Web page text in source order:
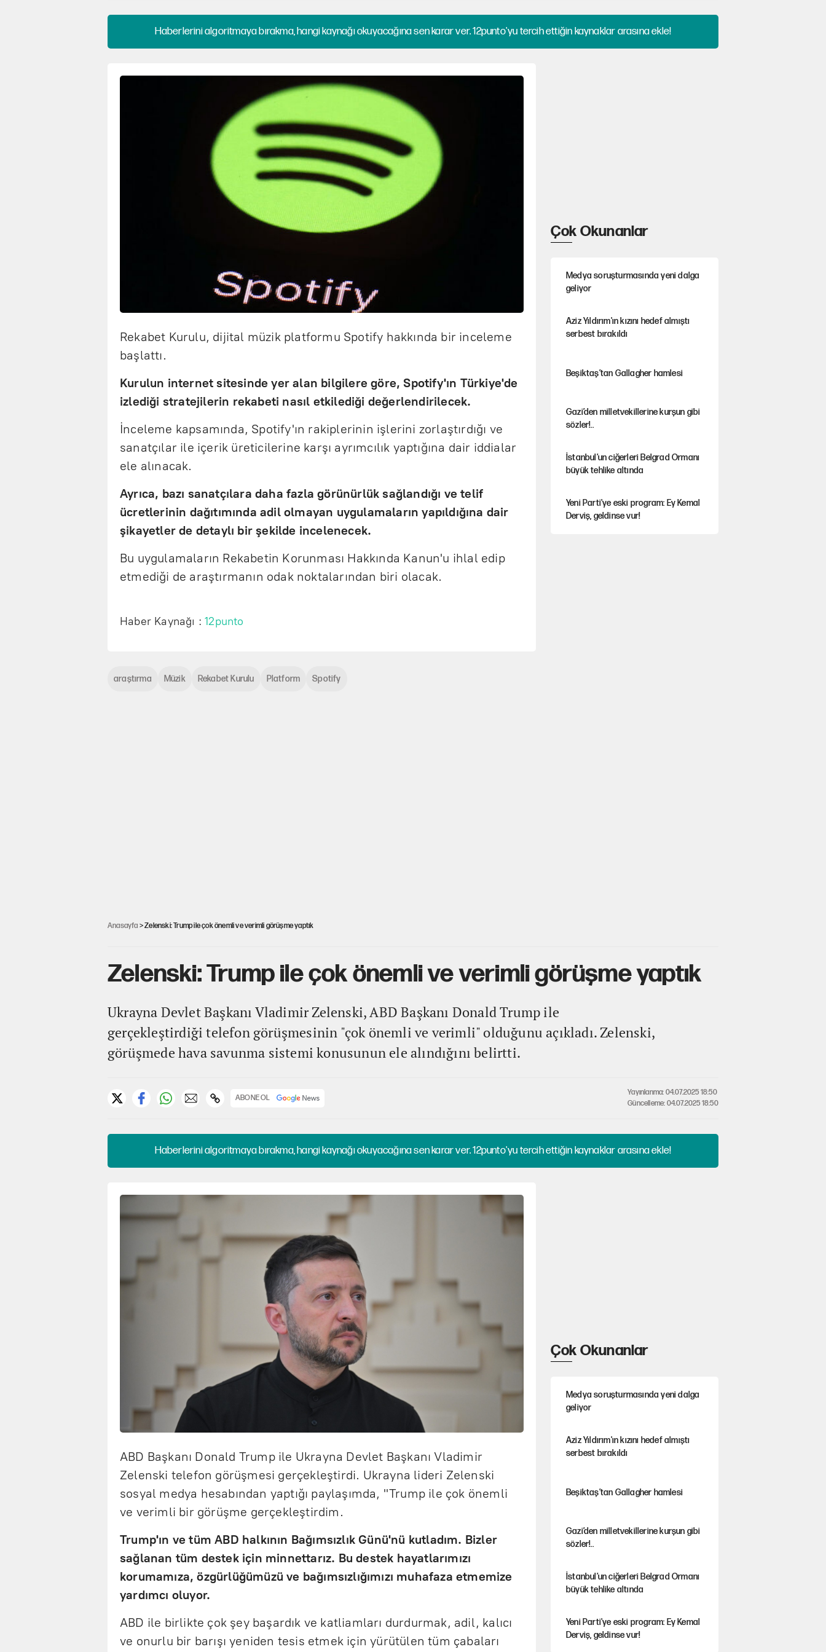
Haberlerini algoritmaya bırakma, hangi kaynağı okuyacağına sen karar ver. 12punto'yu tercih ettiğin kaynaklar arasına ekle!
Rekabet Kurulu, dijital müzik platformu Spotify hakkında bir inceleme
başlattı.
Kurulun internet sitesinde yer alan bilgilere göre, Spotify'ın Türkiye'de
izlediği stratejilerin rekabeti nasıl etkilediği değerlendirilecek.
İnceleme kapsamında, Spotify'ın rakiplerinin işlerini zorlaştırdığı ve
sanatçılar ile içerik üreticilerine karşı ayrımcılık yaptığına dair iddialar
ele alınacak.
Ayrıca, bazı sanatçılara daha fazla görünürlük sağlandığı ve telif
ücretlerinin dağıtımında adil olmayan uygulamaların yapıldığına dair
şikayetler de detaylı bir şekilde incelenecek.
Bu uygulamaların Rekabetin Korunması Hakkında Kanun'u ihlal edip
etmediği de araştırmanın odak noktalarından biri olacak.
Haber Kaynağı :12punto
Çok Okunanlar
Medya soruşturmasında yeni dalga
geliyor
Aziz Yıldırım'ın kızını hedef almıştı
serbest bırakıldı
Beşiktaş’tan Gallagher hamlesi
Gazi’den milletvekillerine kurşun gibi
sözler!..
İstanbul’un ciğerleri Belgrad Ormanı
büyük tehlike altında
Yeni Parti'ye eski program: Ey Kemal
Derviş, geldinse vur!
araştırma Müzik Rekabet Kurulu Platform Spotify
Anasayfa > Zelenski: Trump ile çok önemli ve verimli görüşme yaptık
Zelenski: Trump ile çok önemli ve verimli görüşme yaptık
Ukrayna Devlet Başkanı Vladimir Zelenski, ABD Başkanı Donald Trump ile
gerçekleştirdiği telefon görüşmesinin "çok önemli ve verimli" olduğunu açıkladı. Zelenski,
görüşmede hava savunma sistemi konusunun ele alındığını belirtti.
ABONE OL
Yayınlanma: 04.07.2025 18:50
Güncelleme: 04.07.2025 18:50
Haberlerini algoritmaya bırakma, hangi kaynağı okuyacağına sen karar ver. 12punto'yu tercih ettiğin kaynaklar arasına ekle!
ABD Başkanı Donald Trump ile Ukrayna Devlet Başkanı Vladimir
Zelenski telefon görüşmesi gerçekleştirdi. Ukrayna lideri Zelenski
sosyal medya hesabından yaptığı paylaşımda, "Trump ile çok önemli
ve verimli bir görüşme gerçekleştirdim.
Trump'ın ve tüm ABD halkının Bağımsızlık Günü'nü kutladım. Bizler
sağlanan tüm destek için minnettarız. Bu destek hayatlarımızı
korumamıza, özgürlüğümüzü ve bağımsızlığımızı muhafaza etmemize
yardımcı oluyor.
ABD ile birlikte çok şey başardık ve katliamları durdurmak, adil, kalıcı
ve onurlu bir barışı yeniden tesis etmek için yürütülen tüm çabaları
Çok Okunanlar
Medya soruşturmasında yeni dalga
geliyor
Aziz Yıldırım'ın kızını hedef almıştı
serbest bırakıldı
Beşiktaş’tan Gallagher hamlesi
Gazi’den milletvekillerine kurşun gibi
sözler!..
İstanbul’un ciğerleri Belgrad Ormanı
büyük tehlike altında
Yeni Parti'ye eski program: Ey Kemal
Derviş, geldinse vur!